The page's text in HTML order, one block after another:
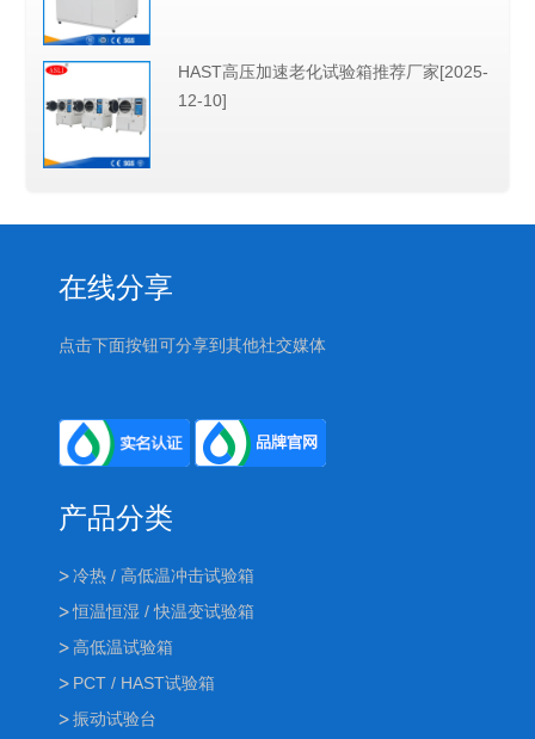
HAST高压加速老化试验箱推荐厂家[2025-
12-10]
在线分享
点击下面按钮可分享到其他社交媒体
产品分类
冷热 / 高低温冲击试验箱
恒温恒湿 / 快温变试验箱
高低温试验箱
PCT / HAST试验箱
振动试验台